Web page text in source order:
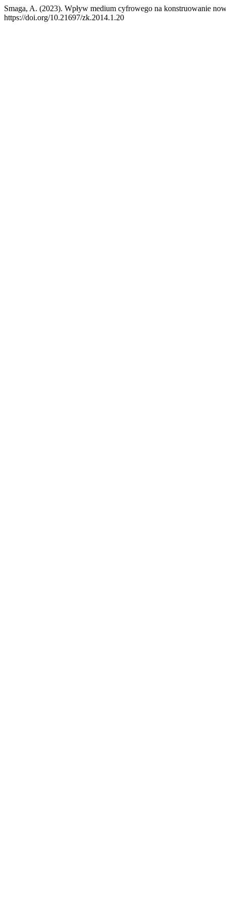
Smaga, A. (2023). Wpływ medium cyfrowego na konstruowanie
https://doi.org/10.21697/zk.2014.1.20